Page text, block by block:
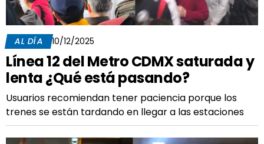
AL DÍA 10/12/2025
Línea 12 del Metro CDMX saturada y
lenta ¿Qué está pasando?
Usuarios recomiendan tener paciencia porque los
trenes se están tardando en llegar a las estaciones